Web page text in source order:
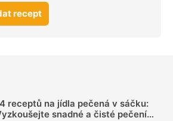
recept
receptů na jídla pečená v sáčku:
snadné a čisté pečení